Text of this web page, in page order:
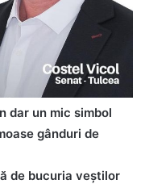
dar un mic simbol
gânduri de
de bucuria veștilor